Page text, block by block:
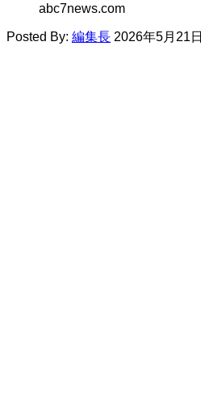
abc7news.com
Posted By: 編集長 2026年5月21日